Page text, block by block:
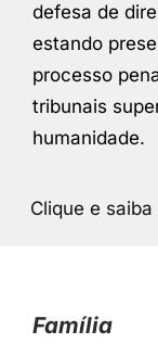
defesa de
estando
processo
tribunais
humanidade.
Clique e saiba
Família